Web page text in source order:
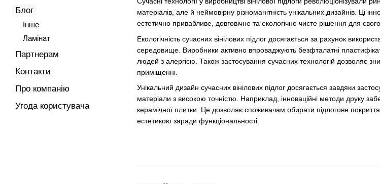
матеріалів, але й неймовірну різноманітність унікальних дизайнів. Ці
естетично привабливе, довговічне та екологічно чисте рішення для
Екологічність сучасних вінілових підлог досягається за рахунок
середовище. Виробники активно впроваджують безфталатні
людей з алергією. Також застосування сучасних технологій дозволяє
приміщенні.
Унікальний дизайн сучасних вінілових підлог досягається завдяки
матеріали з високою точністю. Наприклад, інноваційні методи друку
керамічної плитки. Це дозволяє споживачам обирати підлогове
естетикою заради функціональності.
Блог
Iнше
Ламінат
Партнерам
Контакти
Про компанію
Угода користувача